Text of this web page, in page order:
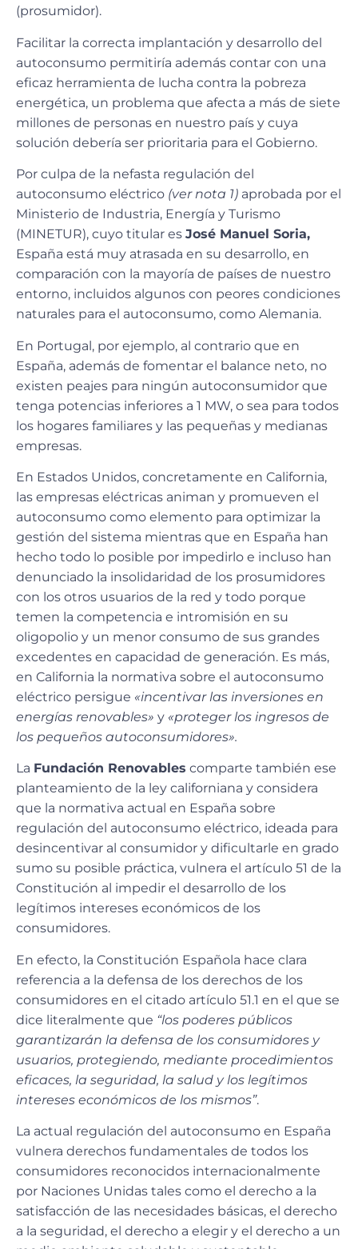
(prosumidor).
Facilitar la correcta implantación y desarrollo del
autoconsumo permitiría además contar con una
eficaz herramienta de lucha contra la pobreza
energética, un problema que afecta a más de siete
millones de personas en nuestro país y cuya
solución debería ser prioritaria para el Gobierno.
Por culpa de la nefasta regulación del
autoconsumo eléctrico (ver nota 1) aprobada por el
Ministerio de Industria, Energía y Turismo
(MINETUR), cuyo titular es José Manuel Soria,
España está muy atrasada en su desarrollo, en
comparación con la mayoría de países de nuestro
entorno, incluidos algunos con peores condiciones
naturales para el autoconsumo, como Alemania.
En Portugal, por ejemplo, al contrario que en
España, además de fomentar el balance neto, no
existen peajes para ningún autoconsumidor que
tenga potencias inferiores a 1 MW, o sea para todos
los hogares familiares y las pequeñas y medianas
empresas.
En Estados Unidos, concretamente en California,
las empresas eléctricas animan y promueven el
autoconsumo como elemento para optimizar la
gestión del sistema mientras que en España han
hecho todo lo posible por impedirlo e incluso han
denunciado la insolidaridad de los prosumidores
con los otros usuarios de la red y todo porque
temen la competencia e intromisión en su
oligopolio y un menor consumo de sus grandes
excedentes en capacidad de generación. Es más,
en California la normativa sobre el autoconsumo
eléctrico persigue «incentivar las inversiones en
energías renovables» y «proteger los ingresos de
los pequeños autoconsumidores».
La Fundación Renovables comparte también ese
planteamiento de la ley californiana y considera
que la normativa actual en España sobre
regulación del autoconsumo eléctrico, ideada para
desincentivar al consumidor y dificultarle en grado
sumo su posible práctica, vulnera el artículo 51 de la
Constitución al impedir el desarrollo de los
legítimos intereses económicos de los
consumidores.
En efecto, la Constitución Española hace clara
referencia a la defensa de los derechos de los
consumidores en el citado artículo 51.1 en el que se
dice literalmente que “los poderes públicos
garantizarán la defensa de los consumidores y
usuarios, protegiendo, mediante procedimientos
eficaces, la seguridad, la salud y los legítimos
intereses económicos de los mismos”.
La actual regulación del autoconsumo en España
vulnera derechos fundamentales de todos los
consumidores reconocidos internacionalmente
por Naciones Unidas tales como el derecho a la
satisfacción de las necesidades básicas, el derecho
a la seguridad, el derecho a elegir y el derecho a un